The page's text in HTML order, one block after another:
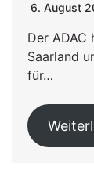
6. August
Der ADAC
Saarland
für…